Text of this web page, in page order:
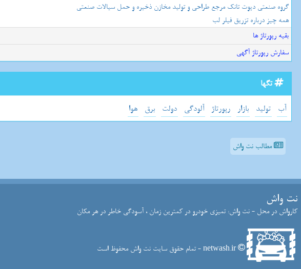
گروه صنعتی دپوت تانک مرجع طراحی و تولید مخازن ذخیره و حمل سیالات صنعتی
همه چیز درباره تزریق فیلر لب
بقیه رپورتاژ ها
سفارش رپورتاژ آگهی
تگها
آب تولید بازار رپورتاژ آلودگی دولت برق هوا
مطالب نت واش
نت واش
کارواش در محل - نت واش: تمیزی خودرو در کمترین زمان ، آسودگی خاطر در هر مکان
netwash.ir - تمام حقوق سایت نت واش محفوظ است